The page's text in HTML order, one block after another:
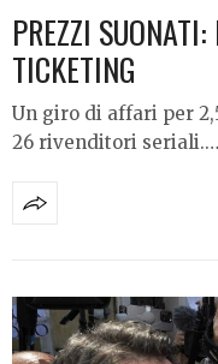
PREZZI
TICKETING
Un giro di affari per
26 rivenditori seriali.…